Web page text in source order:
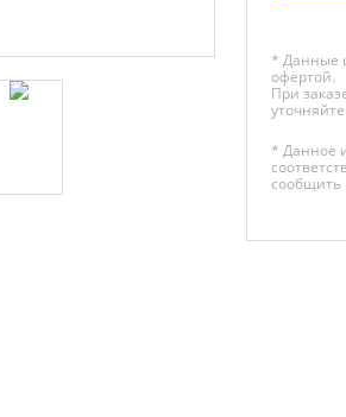
* Данные
офертой.
При
* Данное
сообщить